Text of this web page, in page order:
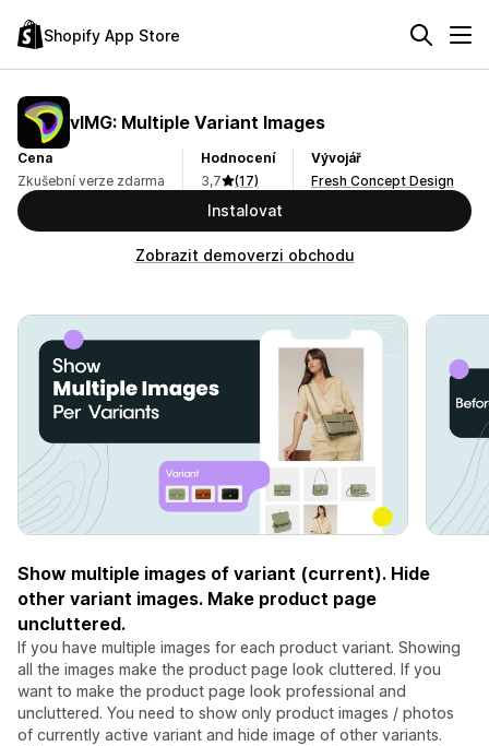
Shopify App Store
vIMG: Multiple Variant Images
Cena
Zkušební verze zdarma
Hodnocení
3,7
(17)
Vývojář
Fresh Concept Design
Instalovat
Zobrazit demoverzi obchodu
Show multiple images of variant (current). Hide
other variant images. Make product page
uncluttered.
If you have multiple images for each product variant. Showing
all the images make the product page look cluttered. If you
want to make the product page look professional and
uncluttered. You need to show only product images / photos
of currently active variant and hide image of other variants.